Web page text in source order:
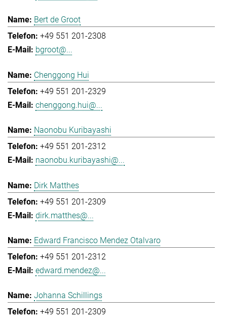
Bert de Groot
+49 551 201-2308
bgroot@...
Chenggong Hui
+49 551 201-2329
chenggong.hui@...
Naonobu Kuribayashi
+49 551 201-2312
naonobu.kuribayashi@...
Dirk Matthes
+49 551 201-2309
dirk.matthes@...
Edward Francisco Mendez Otalvaro
+49 551 201-2312
edward.mendez@...
Johanna Schillings
+49 551 201-2309